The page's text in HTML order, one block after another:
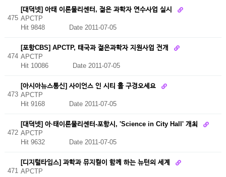
475
[대덕넷] 아태 이론물리센터, 젊은 과학자 연수사업 실시
APCTP
Hit 9848
Date 2011-07-05
474
[포항CBS] APCTP, 태국과 젊은과학자 지원사업 전개
APCTP
Hit 10086
Date 2011-07-05
473
[아시아뉴스통신] 사이언스 인 시티 홀 구경오세요
APCTP
Hit 9168
Date 2011-07-05
472
[대덕넷] 아·태이론물리센터-포항시, 'Science in City Hall' 개최
APCTP
Hit 9632
Date 2011-07-05
471
[디지털타임스] 과학과 뮤지컬이 함께 하는 뉴턴의 세계
APCTP